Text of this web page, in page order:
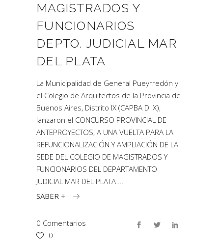
MAGISTRADOS Y
FUNCIONARIOS
DEPTO. JUDICIAL MAR
DEL PLATA
La Municipalidad de General Pueyrredón y
el Colegio de Arquitectos de la Provincia de
Buenos Aires, Distrito IX (CAPBA D IX),
lanzaron el CONCURSO PROVINCIAL DE
ANTEPROYECTOS, A UNA VUELTA PARA LA
REFUNCIONALIZACIÓN Y AMPLIACIÓN DE LA
SEDE DEL COLEGIO DE MAGISTRADOS Y
FUNCIONARIOS DEL DEPARTAMENTO
JUDICIAL MAR DEL PLATA
SABER +
0 Comentarios
0